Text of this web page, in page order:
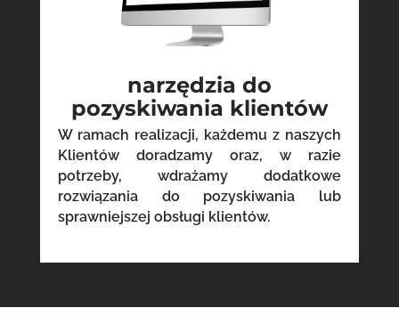
narzędzia do
pozyskiwania klientów
W ramach realizacji, każdemu z naszych
Klientów doradzamy oraz, w razie
potrzeby, wdrażamy dodatkowe
rozwiązania do pozyskiwania lub
sprawniejszej obsługi klientów.